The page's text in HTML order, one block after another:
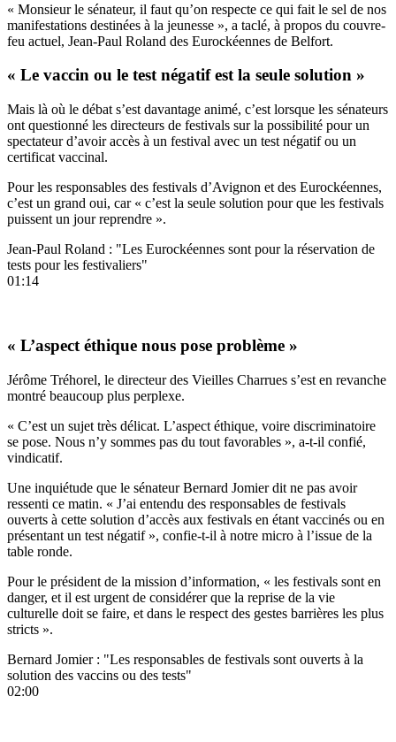
« Monsieur le sénateur, il faut qu’on respecte ce qui fait le sel de nos
manifestations destinées à la jeunesse », a taclé, à propos du couvre-
feu actuel, Jean-Paul Roland des Eurockéennes de Belfort.
« Le vaccin ou le test négatif est la seule solution »
Mais là où le débat s’est davantage animé, c’est lorsque les sénateurs
ont questionné les directeurs de festivals sur la possibilité pour un
spectateur d’avoir accès à un festival avec un test négatif ou un
certificat vaccinal.
Pour les responsables des festivals d’Avignon et des Eurockéennes,
c’est un grand oui, car « c’est la seule solution pour que les festivals
puissent un jour reprendre ».
Jean-Paul Roland : "Les Eurockéennes sont pour la réservation de
tests pour les festivaliers"
01:14
« L’aspect éthique nous pose problème »
Jérôme Tréhorel, le directeur des Vieilles Charrues s’est en revanche
montré beaucoup plus perplexe.
« C’est un sujet très délicat. L’aspect éthique, voire discriminatoire
se pose. Nous n’y sommes pas du tout favorables », a-t-il confié,
vindicatif.
Une inquiétude que le sénateur Bernard Jomier dit ne pas avoir
ressenti ce matin. « J’ai entendu des responsables de festivals
ouverts à cette solution d’accès aux festivals en étant vaccinés ou en
présentant un test négatif », confie-t-il à notre micro à l’issue de la
table ronde.
Pour le président de la mission d’information, « les festivals sont en
danger, et il est urgent de considérer que la reprise de la vie
culturelle doit se faire, et dans le respect des gestes barrières les plus
stricts ».
Bernard Jomier : "Les responsables de festivals sont ouverts à la
solution des vaccins ou des tests"
02:00